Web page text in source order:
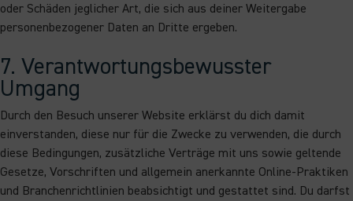
oder Schäden jeglicher Art, die sich aus deiner Weitergabe
personenbezogener Daten an Dritte ergeben.
7. Verantwortungsbewusster
Umgang
Durch den Besuch unserer Website erklärst du dich damit
einverstanden, diese nur für die Zwecke zu verwenden, die durch
diese Bedingungen, zusätzliche Verträge mit uns sowie geltende
Gesetze, Vorschriften und allgemein anerkannte Online-Praktiken
und Branchenrichtlinien beabsichtigt und gestattet sind. Du darfst